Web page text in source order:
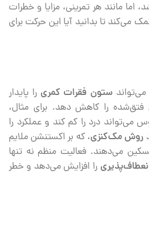
اما مانند هر تمرینی، مزایا و خطرات
می‌کند تا بدانید آیا این حرکت برای
ستون فقرات کمری را پایدار
را کاهش دهد. برای مثال،
می‌تواند درد را کم کند و عملکرد را
روش مک‌کنزی، که بر اکستنشن ملایم
تسکین می‌دهند. فعالیت منظم نه تنها
را افزایش می‌دهد و خطر